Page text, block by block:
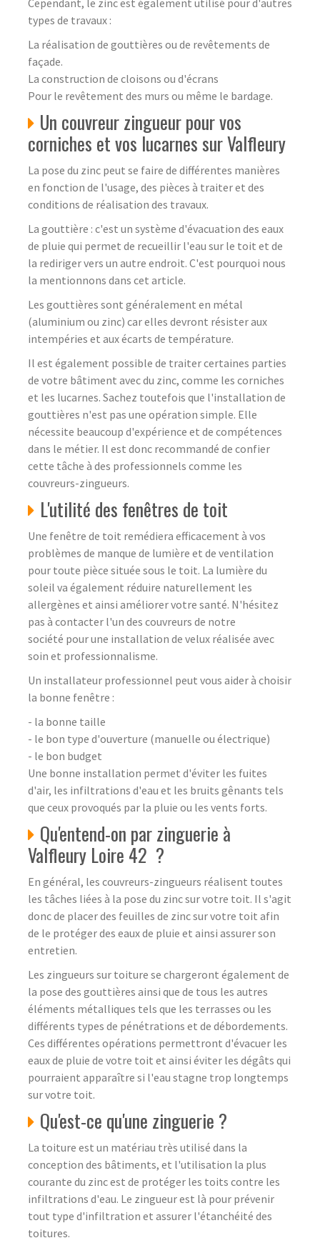
types de travaux :
La réalisation de gouttières ou de revêtements de
façade.
La construction de cloisons ou d'écrans
Pour le revêtement des murs ou même le bardage.
Un couvreur zingueur pour vos
corniches et vos lucarnes sur Valfleury
La pose du zinc peut se faire de différentes manières
en fonction de l'usage, des pièces à traiter et des
conditions de réalisation des travaux.
La gouttière : c'est un système d'évacuation des eaux
de pluie qui permet de recueillir l'eau sur le toit et de
la rediriger vers un autre endroit. C'est pourquoi nous
la mentionnons dans cet article.
Les gouttières sont généralement en métal
(aluminium ou zinc) car elles devront résister aux
intempéries et aux écarts de température.
Il est également possible de traiter certaines parties
de votre bâtiment avec du zinc, comme les corniches
et les lucarnes. Sachez toutefois que l'installation de
gouttières n'est pas une opération simple. Elle
nécessite beaucoup d'expérience et de compétences
dans le métier. Il est donc recommandé de confier
cette tâche à des professionnels comme les
couvreurs-zingueurs.
L'utilité des fenêtres de toit
Une fenêtre de toit remédiera efficacement à vos
problèmes de manque de lumière et de ventilation
pour toute pièce située sous le toit. La lumière du
soleil va également réduire naturellement les
allergènes et ainsi améliorer votre santé. N'hésitez
pas à contacter l'un des couvreurs de notre
société pour une installation de velux réalisée avec
soin et professionnalisme.
Un installateur professionnel peut vous aider à choisir
la bonne fenêtre :
- la bonne taille
- le bon type d'ouverture (manuelle ou électrique)
- le bon budget
Une bonne installation permet d'éviter les fuites
d'air, les infiltrations d'eau et les bruits gênants tels
que ceux provoqués par la pluie ou les vents forts.
Qu'entend-on par zinguerie à
Valfleury Loire 42 ?
En général, les couvreurs-zingueurs réalisent toutes
les tâches liées à la pose du zinc sur votre toit. Il s'agit
donc de placer des feuilles de zinc sur votre toit afin
de le protéger des eaux de pluie et ainsi assurer son
entretien.
Les zingueurs sur toiture se chargeront également de
la pose des gouttières ainsi que de tous les autres
éléments métalliques tels que les terrasses ou les
différents types de pénétrations et de débordements.
Ces différentes opérations permettront d'évacuer les
eaux de pluie de votre toit et ainsi éviter les dégâts qui
pourraient apparaître si l'eau stagne trop longtemps
sur votre toit.
Qu'est-ce qu'une zinguerie ?
La toiture est un matériau très utilisé dans la
conception des bâtiments, et l'utilisation la plus
courante du zinc est de protéger les toits contre les
infiltrations d'eau. Le zingueur est là pour prévenir
tout type d'infiltration et assurer l'étanchéité des
toitures.